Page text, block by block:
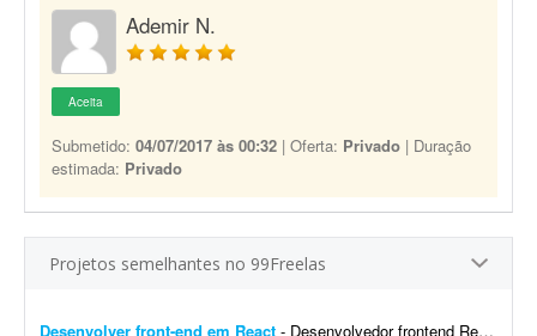
Ademir N.
Aceita
Submetido: 04/07/2017 às 00:32 | Oferta: Privado | Duração
estimada: Privado
Projetos semelhantes no 99Freelas
Desenvolver front-end em React - Desenvolvedor frontend React com Tailwind CSS. Experiência na integração de APIs REST e autenticação por token (AWS Cognito é diferencial). O design j&aacut...